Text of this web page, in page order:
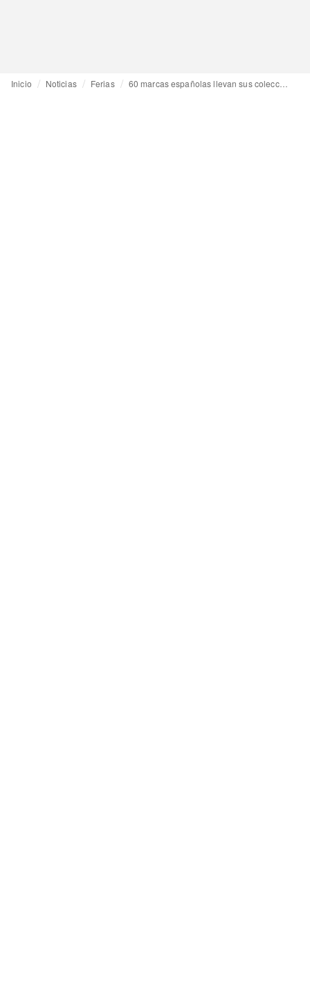
Inicio Noticias Ferias 60 marcas españolas llevan sus colecciones a Expo Riva Schuh